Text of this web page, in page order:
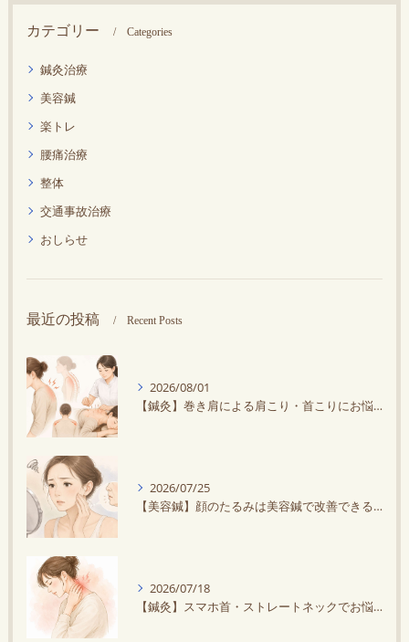
カテゴリー Categories
鍼灸治療
美容鍼
楽トレ
腰痛治療
整体
交通事故治療
おしらせ
最近の投稿 Recent Posts
2026/08/01
【鍼灸】巻き肩による肩こり・首こりにお悩みの方に鍼灸がオススメ！スマホ・デスクワークで悪化する？
2026/07/25
【美容鍼】顔のたるみは美容鍼で改善できる？原因と効果を解説
2026/07/18
【鍼灸】スマホ首・ストレートネックでお悩みの方へ｜鍼灸で首の負担を軽減しませんか？